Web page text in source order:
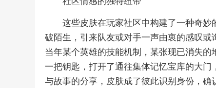
这些皮肤在玩家社区中构建了一种奇
破陌生，引来队友或对手一声由衷的感叹
当年某个英雄的技能机制，某张现已消失
一把钥匙，打开了通往集体记忆宝库的大
与故事的分享，皮肤成了彼此识别身份，确